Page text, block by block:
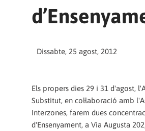
Dissabte, 25 agost, 2012
Els propers dies 29 i 31 d'agost,
Substitut, en col·laboració amb
Interzones, farem dues
d'Ensenyament, a Via Augusta